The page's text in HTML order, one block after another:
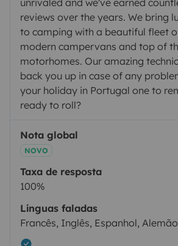
reviews over the years. We bring
to camping with a beautiful fleet
modern campervans and top of
motorhomes. Our amazing
back you up in case of any
your holiday in Portugal one to
ready to roll?
Nota global
NOVO
Taxa de resposta
100%
Línguas faladas
Francês, Inglês, Espanhol,